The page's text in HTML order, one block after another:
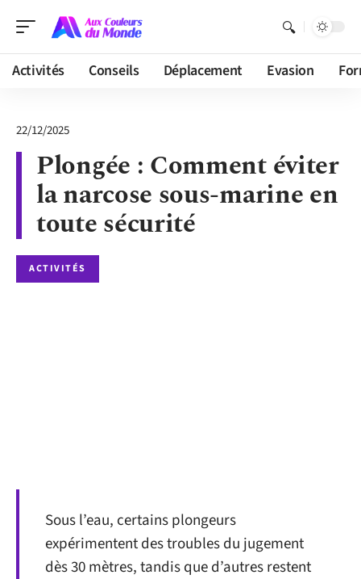
Activités Conseils Déplacement Evasion
22/12/2025
Plongée : Comment éviter
la narcose sous-marine en
toute sécurité
ACTIVITÉS
Sous l’eau, certains plongeurs
expérimentent des troubles du jugement
dès 30 mètres, tandis que d’autres restent